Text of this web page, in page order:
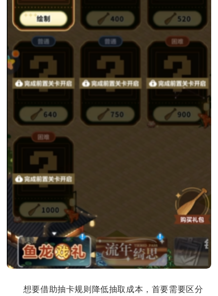
想要借助抽卡规则降低抽取成本，首要需要区分